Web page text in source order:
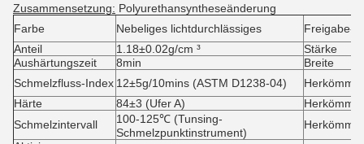
Zusammensetzung: Polyurethansyntheseänderung
Farbe
Nebeliges lichtdurchlässiges
Freigabe-
Anteil
1.18±0.02g/cm ³
Stärke
Aushärtungszeit
8min
Breite
Schmelzfluss-Index 12±5g/10mins (ASTM D1238-04)
Härte
84±3 (Ufer A)
Schmelzintervall
100-125℃ (Tunsing-
Schmelzpunktinstrument)